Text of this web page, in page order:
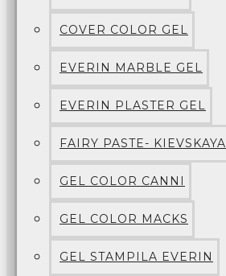
COVER COLOR GEL
EVERIN MARBLE GEL
EVERIN PLASTER GEL
FAIRY PASTE- KIEVSKAYA
GEL COLOR CANNI
GEL COLOR MACKS
GEL STAMPILA EVERIN